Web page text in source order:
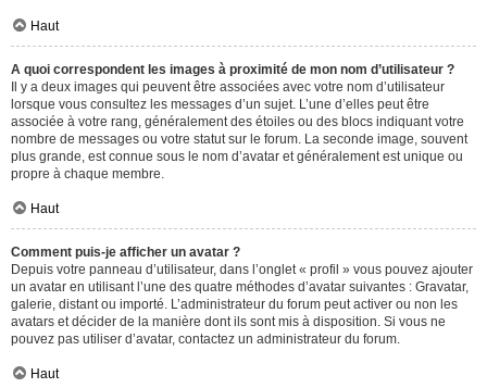
Haut
A quoi correspondent les images à proximité de mon nom d’utilisateur ?
Il y a deux images qui peuvent être associées avec votre nom d’utilisateur
lorsque vous consultez les messages d’un sujet. L’une d’elles peut être
associée à votre rang, généralement des étoiles ou des blocs indiquant votre
nombre de messages ou votre statut sur le forum. La seconde image, souvent
plus grande, est connue sous le nom d’avatar et généralement est unique ou
propre à chaque membre.
Haut
Comment puis-je afficher un avatar ?
Depuis votre panneau d’utilisateur, dans l’onglet « profil » vous pouvez ajouter
un avatar en utilisant l’une des quatre méthodes d’avatar suivantes : Gravatar,
galerie, distant ou importé. L’administrateur du forum peut activer ou non les
avatars et décider de la manière dont ils sont mis à disposition. Si vous ne
pouvez pas utiliser d’avatar, contactez un administrateur du forum.
Haut